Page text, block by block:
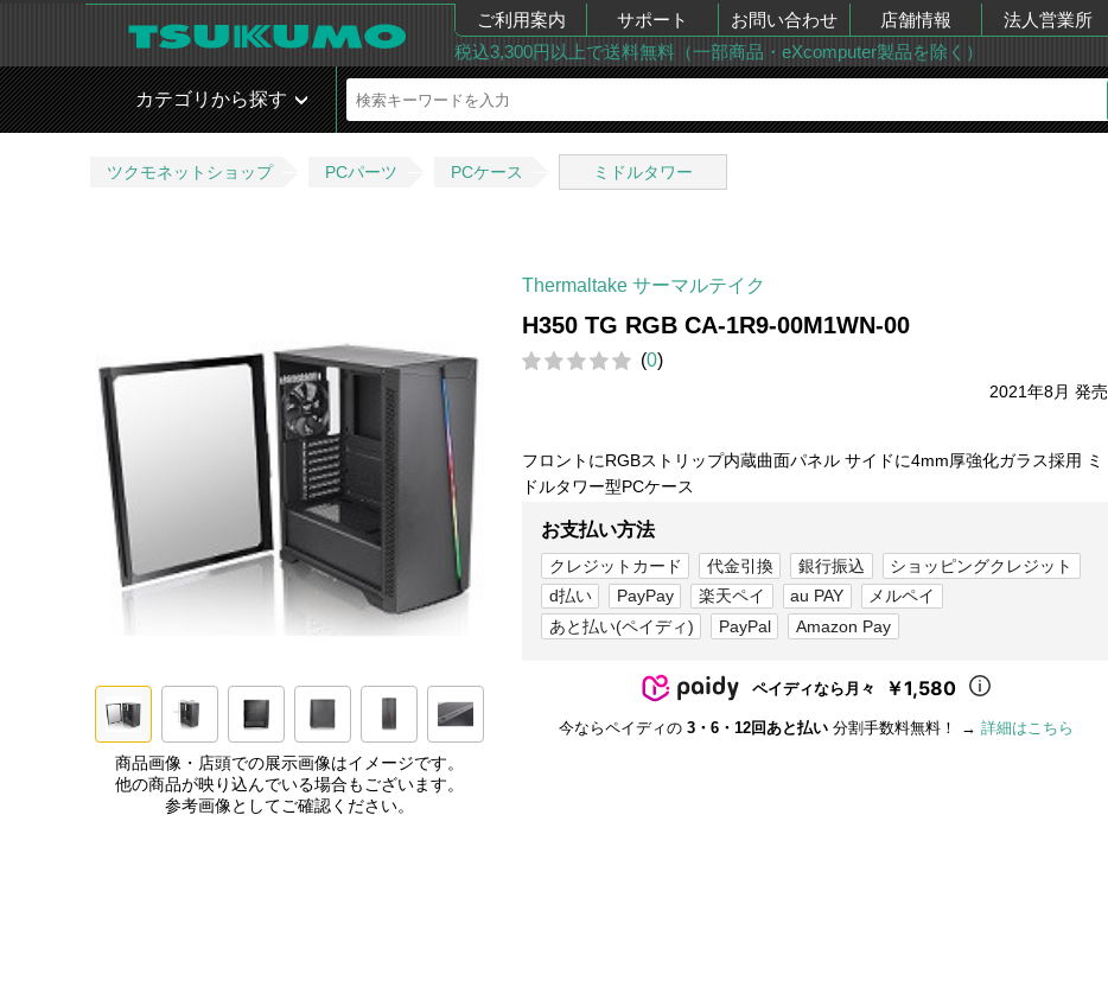
ご利用案内 サポート お問い合わせ 店舗情報 法人営業所
税込3,300円以上で送料無料（一部商品・eXcomputer製品を除く）
カテゴリから探す
ツクモネットショップ PCパーツ PCケース ミドルタワー
商品画像・店頭での展示画像はイメージです。
他の商品が映り込んでいる場合もございます。
参考画像としてご確認ください。
Thermaltake サーマルテイク
H350 TG RGB CA-1R9-00M1WN-00
(0)
2021年8月 発売
フロントにRGBストリップ内蔵曲面パネル サイドに4mm厚強化ガラス採用 ミ
ドルタワー型PCケース
お支払い方法
クレジットカード 代金引換 銀行振込
ショッピングクレジット
d払い
PayPay 楽天ペイ au PAY
メルペイ
あと払い(ペイディ)
PayPal Amazon Pay
ペイディなら月々 ￥1,580
今ならペイディの 3・6・12回あと払い 分割手数料無料！ → 詳細はこちら